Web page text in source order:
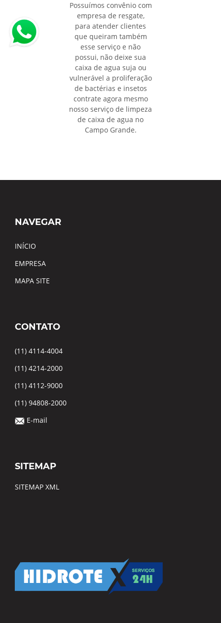
Possuímos convênio com
empresa de resgate,
para atender clientes
que queiram também
esse serviço e não
possui, não deixe sua
caixa de agua suja ou
vulnerável a proliferação
de bactérias e insetos
contrate agora mesmo
nosso serviço de limpeza
de caixa de agua no
Campo Grande.
NAVEGAR
INÍCIO
EMPRESA
MAPA SITE
CONTATO
(11) 4114-4004
(11) 4214-2000
(11) 4112-9000
(11) 94808-2000
E-mail
SITEMAP
SITEMAP XML